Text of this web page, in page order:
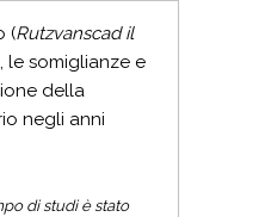
(Rutzvanscad il
le somiglianze e
della
negli anni
di studi è stato